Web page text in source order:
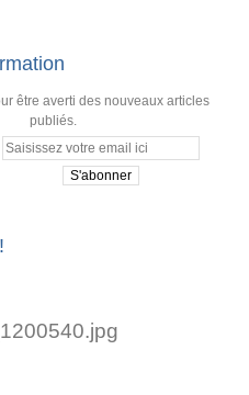
être averti des nouveaux articles
publiés.